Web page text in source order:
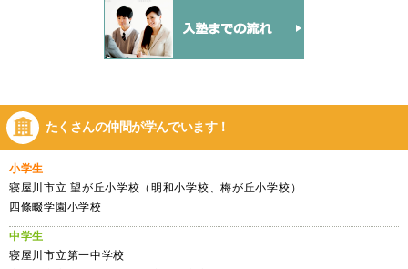
たくさんの仲間が学んでいます！
小学生
寝屋川市立 望が丘小学校（明和小学校、梅が丘小学校）
四條畷学園小学校
中学生
寝屋川市立第一中学校